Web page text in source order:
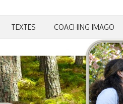
TEXTES COACHING IMAGO